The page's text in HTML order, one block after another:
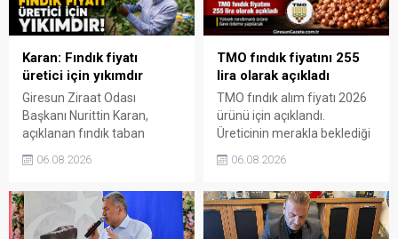
Karan: Fındık fiyatı
üretici için yıkımdır
Giresun Ziraat Odası
Başkanı Nurittin Karan,
açıklanan fındık taban
fiyatının beklentilerin ve
üretim maliyetlerinin
kararın üreticide büyük
hayal kırıklığı yarattığını
06.08.2026
TMO fındık fiyatını 255
lira olarak açıkladı
TMO fındık alım fiyatı 2026
ürünü için açıklandı.
Üreticinin merakla beklediği
rakamlar belli olurken,
yüksek randımanlı ürüne
duyuruldu.
06.08.2026